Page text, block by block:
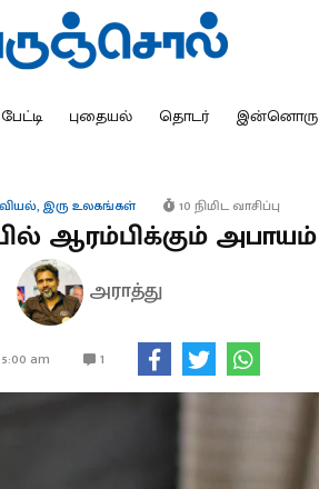
பேட்டி புதையல் தொடர் இன்னொரு
,இரு உலகங்கள் 10 நிமிட வாசிப்பு
ஆரம்பிக்கும் அபாயம்
அராத்து
5:00 am 1